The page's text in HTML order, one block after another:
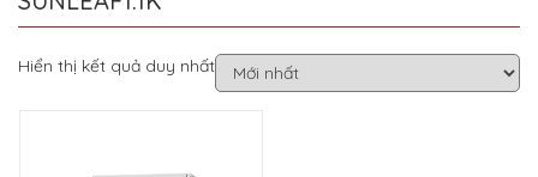
Hiển thị kết quả duy nhất